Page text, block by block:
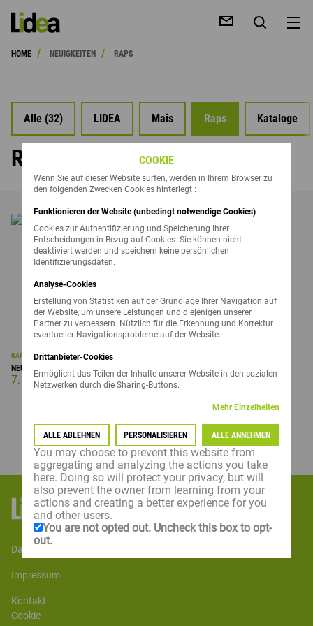
HOME / NEUIGKEITEN / RAPS
Alle (32) LIDEA Mais Raps Kataloge
RAPS
RAPS
NEU: RAPS KATALOG 2026
7. Mai 2026
datenschutzerklärung
impressum
kontakt
cookie
COOKIE
Wenn Sie auf dieser Website surfen, werden in Ihrem Browser zu
den folgenden Zwecken Cookies hinterlegt :
Funktionieren der Website (unbedingt notwendige Cookies)
Cookies zur Authentifizierung und Speicherung Ihrer
Entscheidungen in Bezug auf Cookies. Sie können nicht
deaktiviert werden und speichern keine persönlichen
Identifizierungsdaten.
Analyse-Cookies
Erstellung von Statistiken auf der Grundlage Ihrer Navigation auf
der Website, um unsere Leistungen und diejenigen unserer
Partner zu verbessern. Nützlich für die Erkennung und Korrektur
eventueller Navigationsprobleme auf der Website.
Drittanbieter-Cookies
Ermöglicht das Teilen der Inhalte unserer Website in den sozialen
Netzwerken durch die Sharing-Buttons.
Mehr Einzelheiten
ALLE ABLEHNEN PERSONALISIEREN ALLE ANNEHMEN
You may choose to prevent this website from
aggregating and analyzing the actions you take
here. Doing so will protect your privacy, but will
also prevent the owner from learning from your
actions and creating a better experience for you
and other users.
You are not opted out. Uncheck this box to opt-
out.